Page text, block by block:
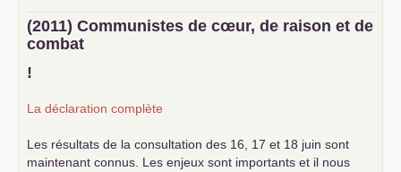
(2011) Communistes de cœur, de raison et de
combat
!
La déclaration complète
Les résultats de la consultation des 16, 17 et 18 juin sont
maintenant connus. Les enjeux sont importants et il nous